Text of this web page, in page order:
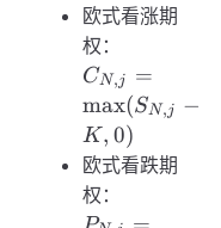
欧式看涨期
权：
C_{N,j} =
- K, 0)
CN,j
=
max(SN,j −
K, 0)
欧式看跌期
权：
P_{N,j}